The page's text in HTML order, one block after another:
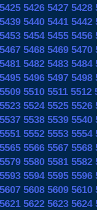
5425 5426 5427 5428
5439 5440 5441 5442
5453 5454 5455 5456
5467 5468 5469 5470
5481 5482 5483 5484
5495 5496 5497 5498
5509 5510 5511 5512
5523 5524 5525 5526
5537 5538 5539 5540
5551 5552 5553 5554
5565 5566 5567 5568
5579 5580 5581 5582
5593 5594 5595 5596
5607 5608 5609 5610
5621 5622 5623 5624